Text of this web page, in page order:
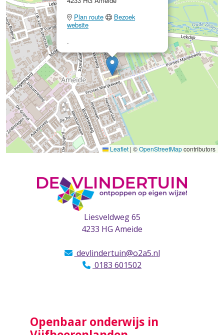
Plan route
Bezoek
website
.
Leaflet | ©OpenStreetMapcontributors
Liesveldweg 65
4233 HG Ameide
devlindertuin@o2a5.nl
0183 601502
Openbaar onderwijs in